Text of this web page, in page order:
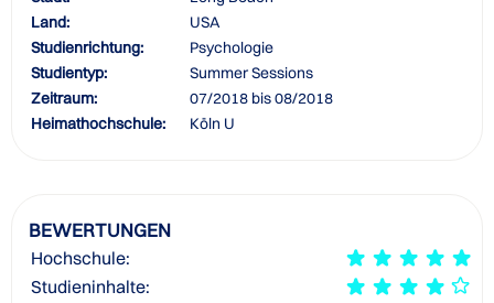
Land:
USA
Studienrichtung:
Psychologie
Studientyp:
Summer Sessions
Zeitraum:
07/2018 bis 08/2018
Heimathochschule:
Köln U
BEWERTUNGEN
Hochschule:
Studieninhalte: